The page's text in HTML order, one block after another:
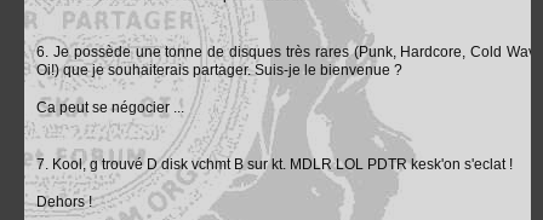
6. Je possède une tonne de disques très rares (Punk, Hardcore, Cold
Oi!) que je souhaiterais partager. Suis-je le bienvenue ?
Ca peut se négocier ...
7. Kool, g trouvé D disk vchmt B sur kt. MDLR LOL PDTR kesk'on s'eclat !
Dehors !